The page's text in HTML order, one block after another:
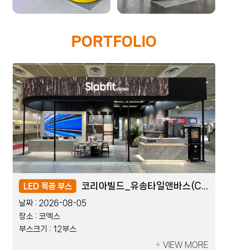
PORTFOLIO
LED 블럭 부스 KDTEX_쓰리포인트덴탈(COB)
날짜 : 2026-07-17
장소 : 킨텍스
부스크기 : 10부스
VIEW MORE
LED 목공 부스
날짜 : 2026-08-05
장소 : 코엑스
부스크기 : 12부스
VIEW MORE
LED 블럭 부스 KDTEX_쓰리포인트덴탈(COB)
날짜 : 2026-07-17
장소 : 킨텍스
부스크기 : 10부스
VIEW MORE
LED 목공 부스
날짜 : 2026-08-05
장소 : 코엑스
부스크기 : 12부스
VIEW MORE